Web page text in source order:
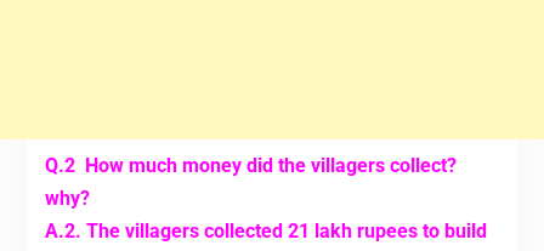
Q.2 How much money did the villagers collect?
why?
A.2. The villagers collected 21 lakh rupees to build